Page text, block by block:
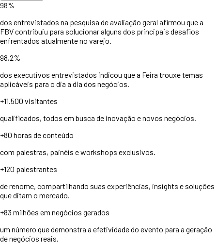
98%
dos entrevistados na pesquisa de avaliação geral afirmou que a
FBV contribuiu para solucionar alguns dos principais desafios
enfrentados atualmente no varejo.
98,2%
dos executivos entrevistados indicou que a Feira trouxe temas
aplicáveis para o dia a dia dos negócios.
+11.500 visitantes
qualificados, todos em busca de inovação e novos negócios.
+80 horas de conteúdo
com palestras, painéis e workshops exclusivos.
+120 palestrantes
de renome, compartilhando suas experiências, insights e soluções
que ditam o mercado.
+83 milhões em negócios gerados
um número que demonstra a efetividade do evento para a geração
de negócios reais.